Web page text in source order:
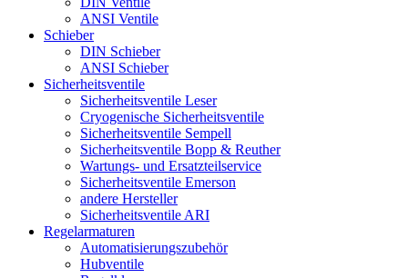
ANSI Ventile
Schieber
DIN Schieber
ANSI Schieber
Sicherheitsventile
Sicherheitsventile Leser
Cryogenische Sicherheitsventile
Sicherheitsventile Sempell
Sicherheitsventile Bopp & Reuther
Wartungs- und Ersatzteilservice
Sicherheitsventile Emerson
andere Hersteller
Sicherheitsventile ARI
Regelarmaturen
Automatisierungszubehör
Hubventile